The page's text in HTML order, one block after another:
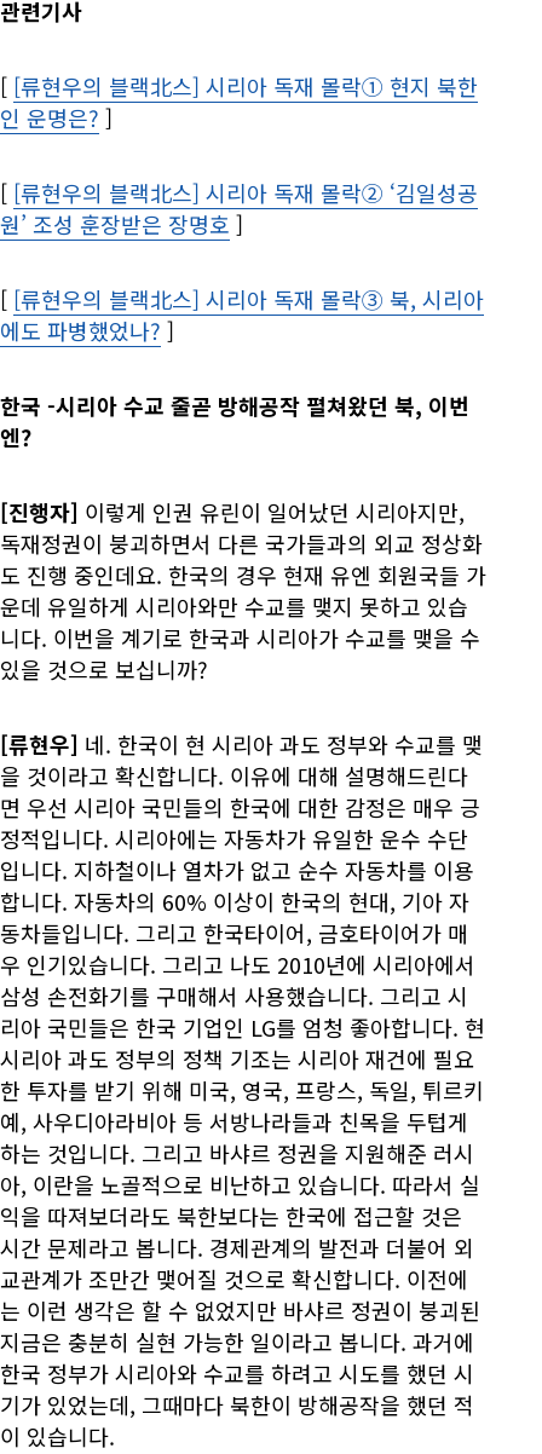
관련기사
[ [류현우의 블랙北스] 시리아 독재 몰락① 현지 북한
인 운명은? Opens in new window
]
[ [류현우의 블랙北스] 시리아 독재 몰락② ‘김일성공
원’ 조성 훈장받은 장명호 Opens in new window
]
[ [류현우의 블랙北스] 시리아 독재 몰락③ 북, 시리아
에도 파병했었나? Opens in new window
]
한국 -시리아 수교 줄곧 방해공작 펼쳐왔던 북, 이번
엔?
[진행자] 이렇게 인권 유린이 일어났던 시리아지만,
독재정권이 붕괴하면서 다른 국가들과의 외교 정상화
도 진행 중인데요. 한국의 경우 현재 유엔 회원국들 가
운데 유일하게 시리아와만 수교를 맺지 못하고 있습
니다. 이번을 계기로 한국과 시리아가 수교를 맺을 수
있을 것으로 보십니까?
[류현우] 네. 한국이 현 시리아 과도 정부와 수교를 맺
을 것이라고 확신합니다. 이유에 대해 설명해드린다
면 우선 시리아 국민들의 한국에 대한 감정은 매우 긍
정적입니다. 시리아에는 자동차가 유일한 운수 수단
입니다. 지하철이나 열차가 없고 순수 자동차를 이용
합니다. 자동차의 60% 이상이 한국의 현대, 기아 자
동차들입니다. 그리고 한국타이어, 금호타이어가 매
우 인기있습니다. 그리고 나도 2010년에 시리아에서
삼성 손전화기를 구매해서 사용했습니다. 그리고 시
리아 국민들은 한국 기업인 LG를 엄청 좋아합니다. 현
시리아 과도 정부의 정책 기조는 시리아 재건에 필요
한 투자를 받기 위해 미국, 영국, 프랑스, 독일, 튀르키
예, 사우디아라비아 등 서방나라들과 친목을 두텁게
하는 것입니다. 그리고 바샤르 정권을 지원해준 러시
아, 이란을 노골적으로 비난하고 있습니다. 따라서 실
익을 따져보더라도 북한보다는 한국에 접근할 것은
시간 문제라고 봅니다. 경제관계의 발전과 더불어 외
교관계가 조만간 맺어질 것으로 확신합니다. 이전에
는 이런 생각은 할 수 없었지만 바샤르 정권이 붕괴된
지금은 충분히 실현 가능한 일이라고 봅니다. 과거에
한국 정부가 시리아와 수교를 하려고 시도를 했던 시
기가 있었는데, 그때마다 북한이 방해공작을 했던 적
이 있습니다.